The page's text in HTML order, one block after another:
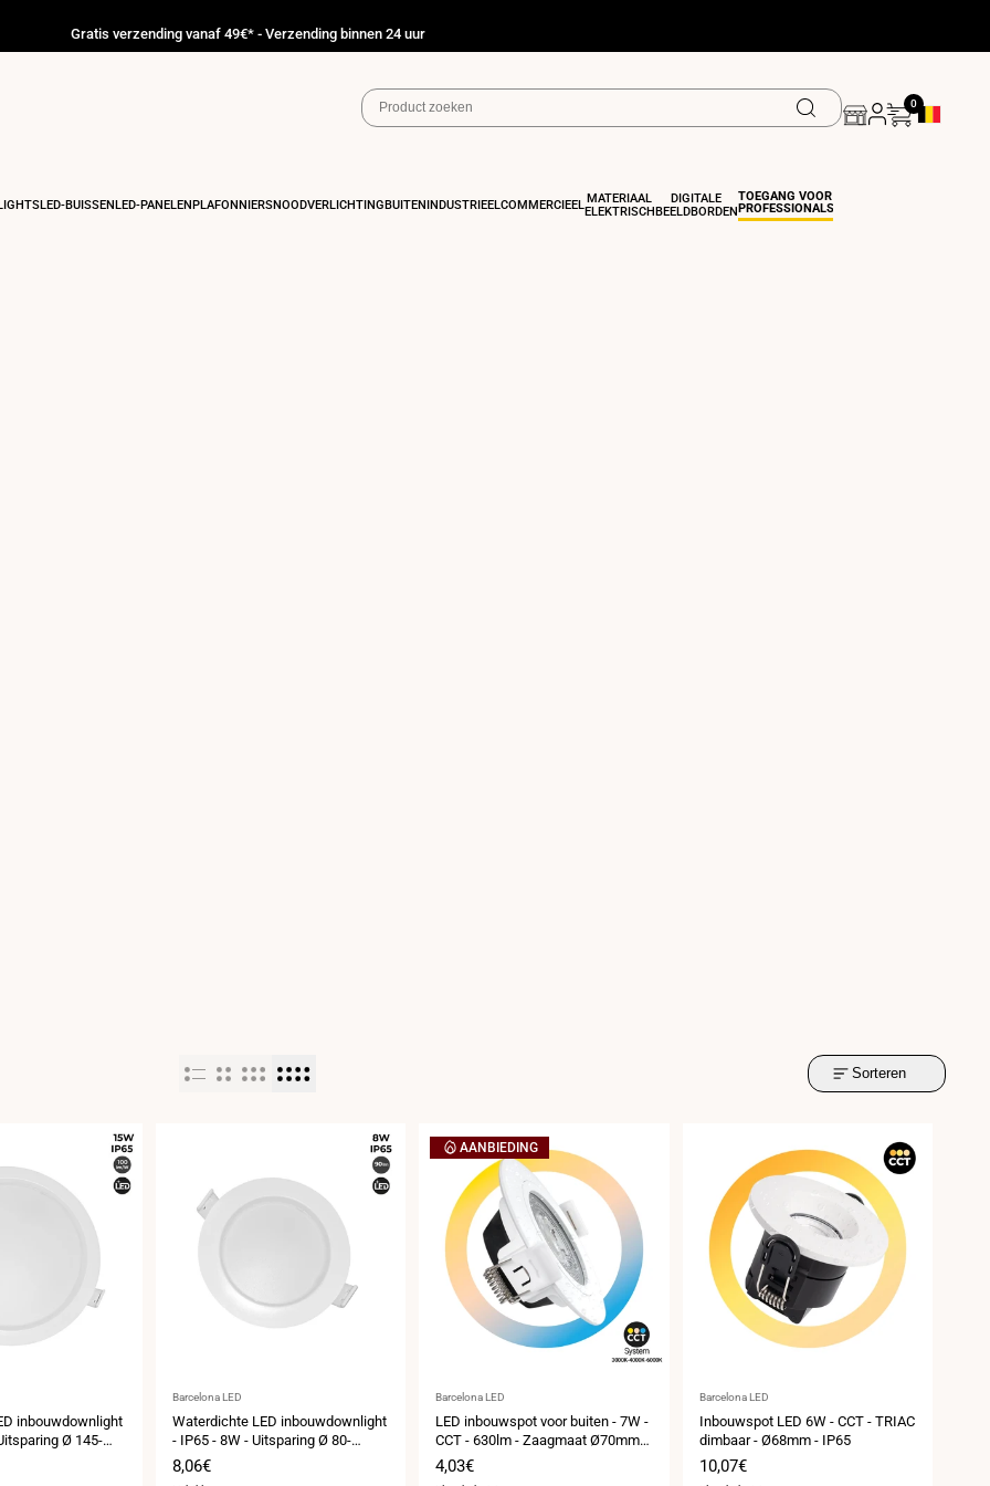
Gratis verzending vanaf 49€* - Verzending binnen 24 uur
0
LED-BUISSENLED-PANELENPLAFONNIERSNOODVERLICHTINGBUITENINDUSTRIEEL COMMERCIEEL MATERIAAL
ELEKTRISCH
DIGITALE
BEELDBORDEN
TOEGANG VOOR
PROFESSIONALS
Sorteren
inbouwdownlight
Ø 145-
Leverancier:
Barcelona LED
Waterdichte LED inbouwdownlight
- IP65 - 8W - Uitsparing Ø 80-
95mm
Verkoopprijs
8,06€
AANBIEDING
Leverancier:
Barcelona LED
LED inbouwspot voor buiten - 7W -
CCT - 630lm - Zaagmaat Ø70mm -
IP54
Verkoopprijs
4,03€
Leverancier:
Barcelona LED
Inbouwspot LED 6W - CCT - TRIAC
dimbaar - Ø68mm - IP65
Verkoopprijs
10,07€